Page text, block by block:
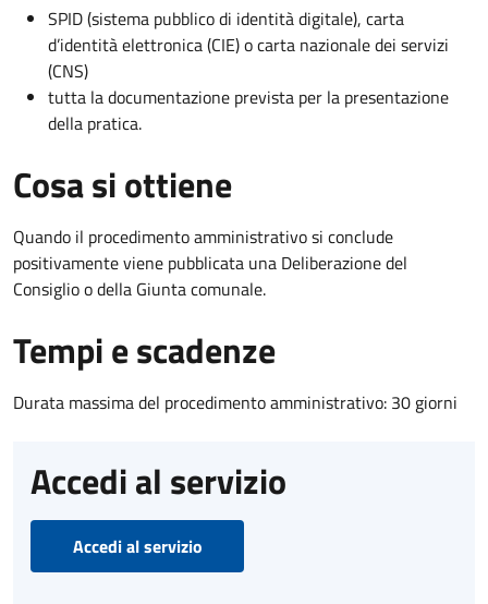
SPID (sistema pubblico di identità digitale), carta
d’identità elettronica (CIE) o carta nazionale dei servizi
(CNS)
tutta la documentazione prevista per la presentazione
della pratica.
Cosa si ottiene
Quando il procedimento amministrativo si conclude
positivamente viene pubblicata una Deliberazione del
Consiglio o della Giunta comunale.
Tempi e scadenze
Durata massima del procedimento amministrativo: 30 giorni
Accedi al servizio
Accedi al servizio